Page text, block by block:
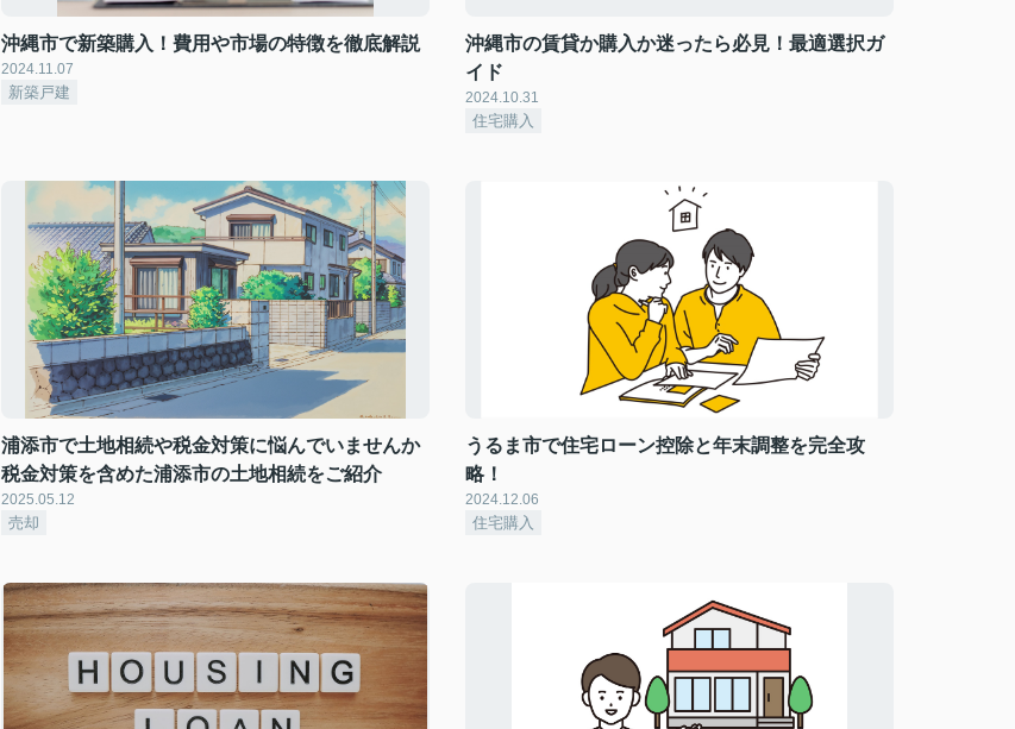
沖縄市で新築購入！費用や市場の特徴を徹底解説
2024.11.07
新築戸建
沖縄市の賃貸か購入か迷ったら必見！最適選択ガ
イド
2024.10.31
住宅購入
浦添市で土地相続や税金対策に悩んでいませんか
税金対策を含めた浦添市の土地相続をご紹介
2025.05.12
売却
うるま市で住宅ローン控除と年末調整を完全攻
略！
2024.12.06
住宅購入